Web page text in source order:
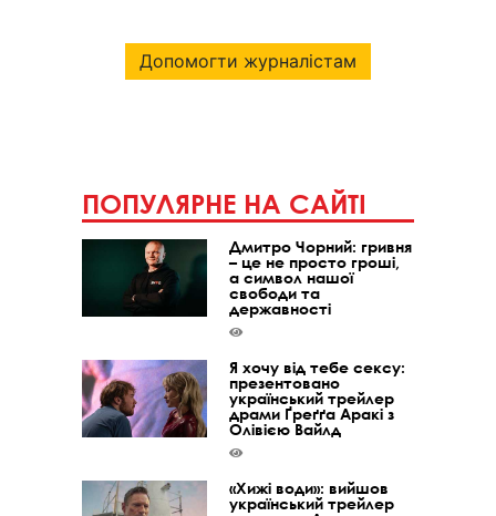
Допомогти журналістам
ПОПУЛЯРНЕ НА САЙТІ
Дмитро Чорний: гривня
– це не просто гроші,
а символ нашої
свободи та
державності
Я хочу від тебе сексу:
презентовано
український трейлер
драми Ґреґґа Аракі з
Олівією Вайлд
«Хижі води»: вийшов
український трейлер